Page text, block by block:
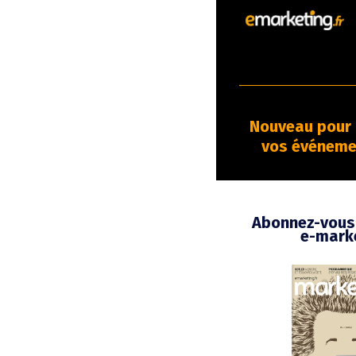
Nouveau
vos
Abonnez-
e-